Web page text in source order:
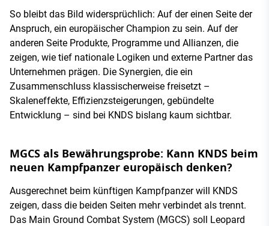
So bleibt das Bild widersprüchlich: Auf der einen Seite der
Anspruch, ein europäischer Champion zu sein. Auf der
anderen Seite Produkte, Programme und Allianzen, die
zeigen, wie tief nationale Logiken und externe Partner das
Unternehmen prägen. Die Synergien, die ein
Zusammenschluss klassischerweise freisetzt –
Skaleneffekte, Effizienzsteigerungen, gebündelte
Entwicklung – sind bei KNDS bislang kaum sichtbar.
MGCS als Bewährungsprobe: Kann KNDS beim
neuen Kampfpanzer europäisch denken?
Ausgerechnet beim künftigen Kampfpanzer will KNDS
zeigen, dass die beiden Seiten mehr verbindet als trennt.
Das Main Ground Combat System (MGCS) soll Leopard